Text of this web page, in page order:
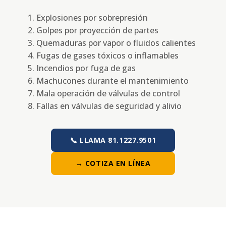
Explosiones por sobrepresión
Golpes por proyección de partes
Quemaduras por vapor o fluidos calientes
Fugas de gases tóxicos o inflamables
Incendios por fuga de gas
Machucones durante el mantenimiento
Mala operación de válvulas de control
Fallas en válvulas de seguridad y alivio
📞 LLAMA 81.1227.9501
→ COTIZA EN LÍNEA